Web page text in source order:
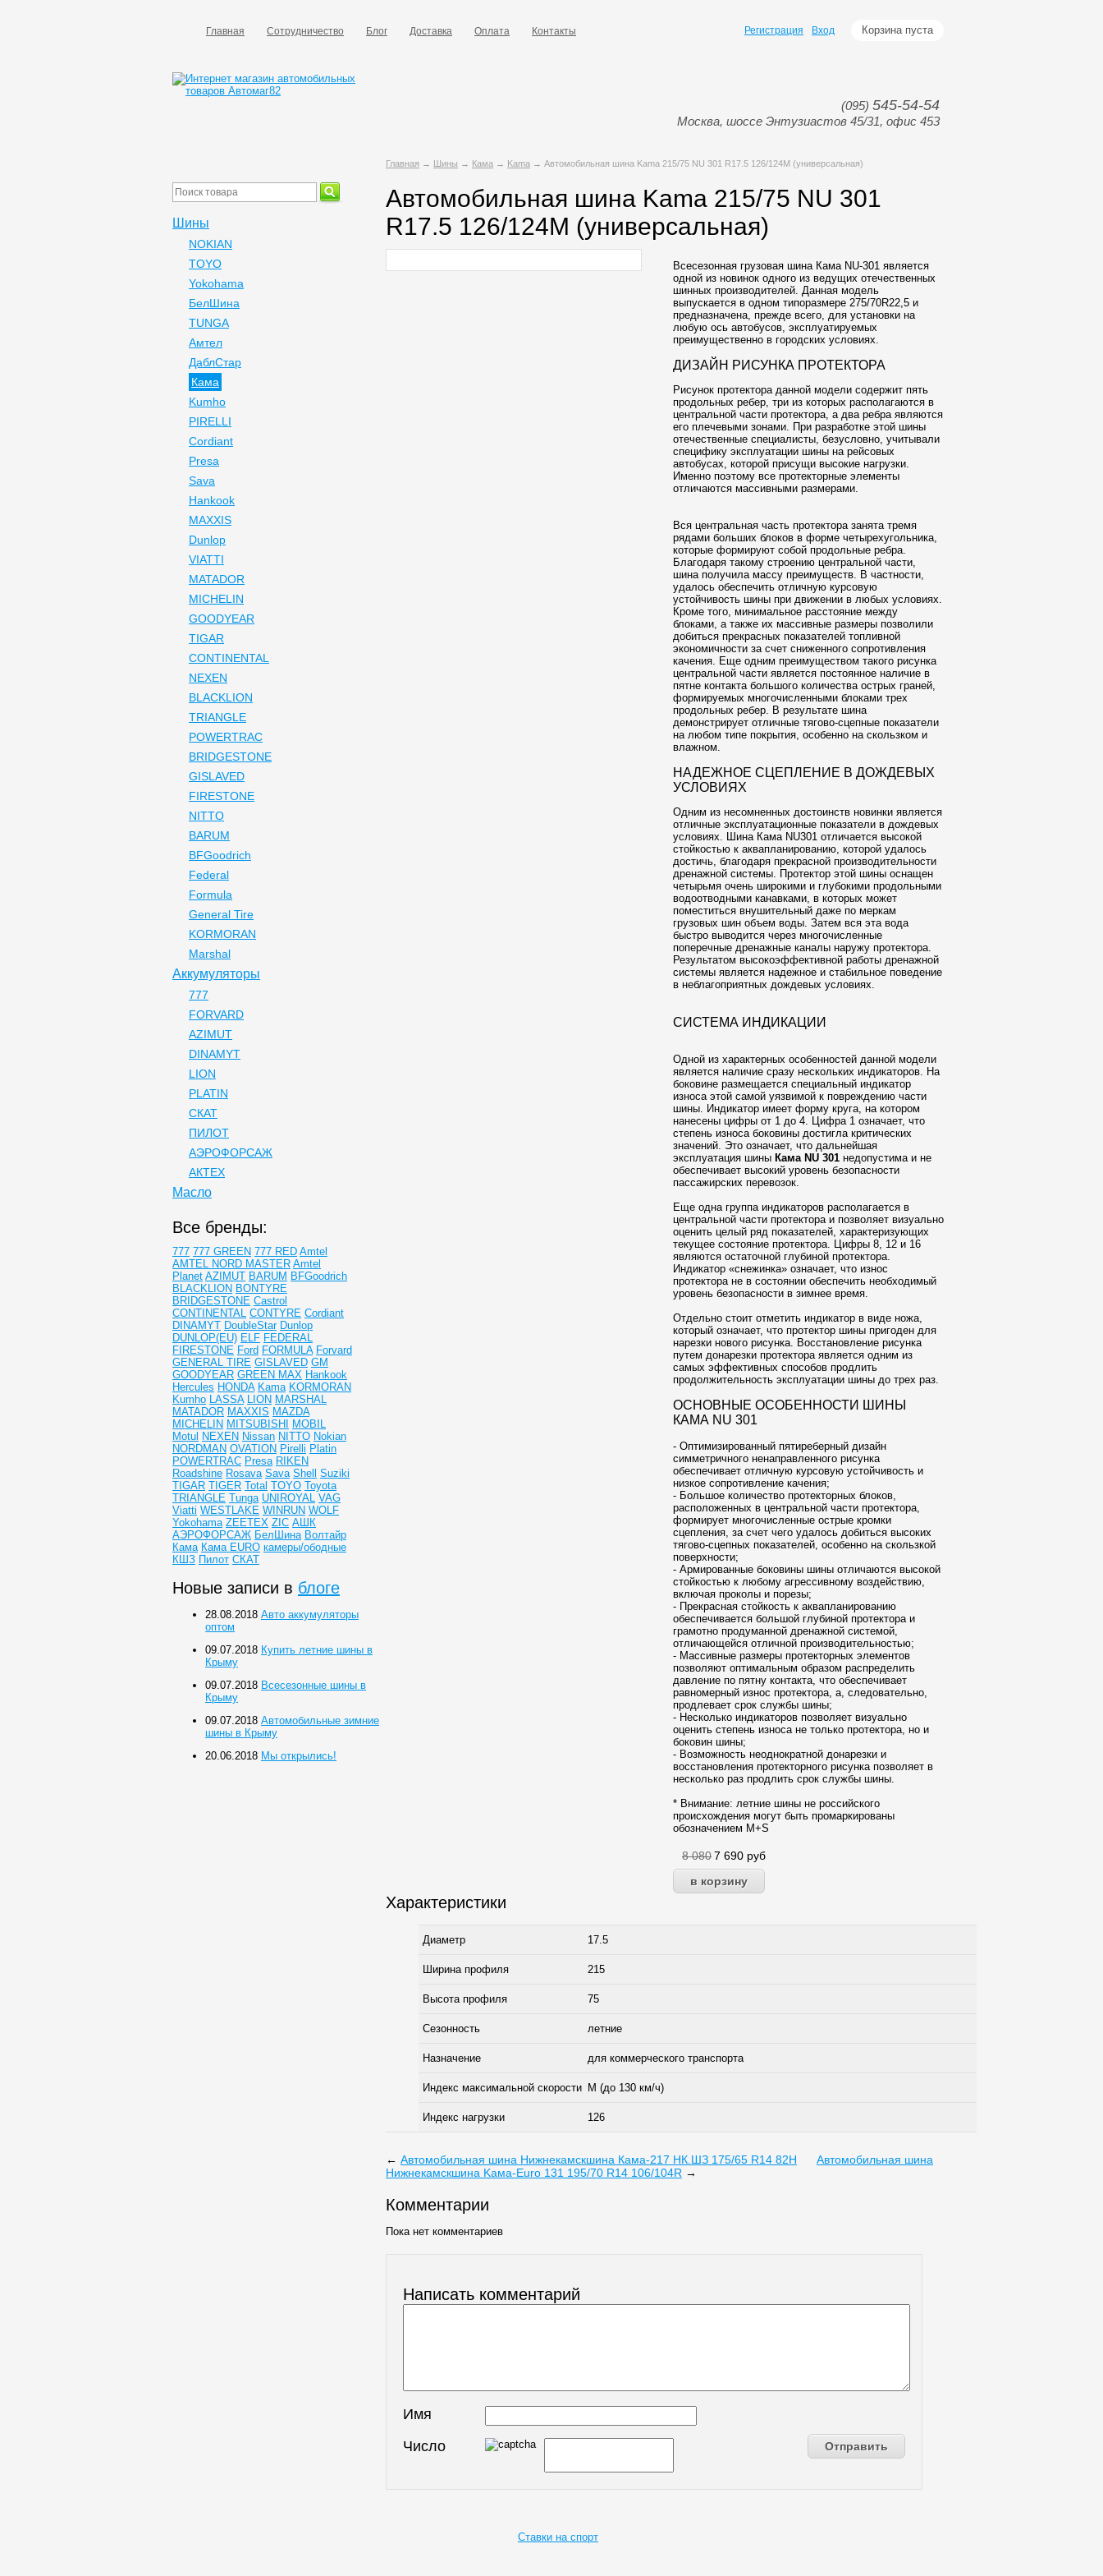
Главная Сотрудничество Блог Доставка Оплата Контакты Корзина пуста
Регистрация Вход
(095) 545-54-54
Москва, шоссе Энтузиастов 45/31, офис 453
Главная → Шины → Кама → Kama → Автомобильная шина Kama 215/75 NU 301 R17.5 126/124M (универсальная)
Автомобильная шина Kama 215/75 NU 301
R17.5 126/124M (универсальная)
Всесезонная грузовая шина Кама NU-301 является
одной из новинок одного из ведущих отечественных
шинных производителей. Данная модель
выпускается в одном типоразмере 275/70R22,5 и
предназначена, прежде всего, для установки на
любую ось автобусов, эксплуатируемых
преимущественно в городских условиях.
ДИЗАЙН РИСУНКА ПРОТЕКТОРА
Рисунок протектора данной модели содержит пять
продольных ребер, три из которых располагаются в
центральной части протектора, а два ребра являются
его плечевыми зонами. При разработке этой шины
отечественные специалисты, безусловно, учитывали
специфику эксплуатации шины на рейсовых
автобусах, которой присущи высокие нагрузки.
Именно поэтому все протекторные элементы
отличаются массивными размерами.
Вся центральная часть протектора занята тремя
рядами больших блоков в форме четырехугольника,
которые формируют собой продольные ребра.
Благодаря такому строению центральной части,
шина получила массу преимуществ. В частности,
удалось обеспечить отличную курсовую
устойчивость шины при движении в любых условиях.
Кроме того, минимальное расстояние между
блоками, а также их массивные размеры позволили
добиться прекрасных показателей топливной
экономичности за счет сниженного сопротивления
качения. Еще одним преимуществом такого рисунка
центральной части является постоянное наличие в
пятне контакта большого количества острых граней,
формируемых многочисленными блоками трех
продольных ребер. В результате шина
демонстрирует отличные тягово-сцепные показатели
на любом типе покрытия, особенно на скользком и
влажном.
НАДЕЖНОЕ СЦЕПЛЕНИЕ В ДОЖДЕВЫХ
УСЛОВИЯХ
Одним из несомненных достоинств новинки является
отличные эксплуатационные показатели в дождевых
условиях. Шина Кама NU301 отличается высокой
стойкостью к аквапланированию, которой удалось
достичь, благодаря прекрасной производительности
дренажной системы. Протектор этой шины оснащен
четырьмя очень широкими и глубокими продольными
водоотводными канавками, в которых может
поместиться внушительный даже по меркам
грузовых шин объем воды. Затем вся эта вода
быстро выводится через многочисленные
поперечные дренажные каналы наружу протектора.
Результатом высокоэффективной работы дренажной
системы является надежное и стабильное поведение
в неблагоприятных дождевых условиях.
СИСТЕМА ИНДИКАЦИИ
Одной из характерных особенностей данной модели
является наличие сразу нескольких индикаторов. На
боковине размещается специальный индикатор
износа этой самой уязвимой к повреждению части
шины. Индикатор имеет форму круга, на котором
нанесены цифры от 1 до 4. Цифра 1 означает, что
степень износа боковины достигла критических
значений. Это означает, что дальнейшая
эксплуатация шины Кама NU 301 недопустима и не
обеспечивает высокий уровень безопасности
пассажирских перевозок.
Еще одна группа индикаторов располагается в
центральной части протектора и позволяет визуально
оценить целый ряд показателей, характеризующих
текущее состояние протектора. Цифры 8, 12 и 16
являются остаточной глубиной протектора.
Индикатор «снежинка» означает, что износ
протектора не в состоянии обеспечить необходимый
уровень безопасности в зимнее время.
Отдельно стоит отметить индикатор в виде ножа,
который означает, что протектор шины пригоден для
нарезки нового рисунка. Восстановление рисунка
путем донарезки протектора является одним из
самых эффективных способов продлить
продолжительность эксплуатации шины до трех раз.
ОСНОВНЫЕ ОСОБЕННОСТИ ШИНЫ
КАМА NU 301
- Оптимизированный пятиреберный дизайн
симметричного ненаправленного рисунка
обеспечивает отличную курсовую устойчивость и
низкое сопротивление качения;
- Большое количество протекторных блоков,
расположенных в центральной части протектора,
формирует многочисленные острые кромки
сцепления, за счет чего удалось добиться высоких
тягово-сцепных показателей, особенно на скользкой
поверхности;
- Армированные боковины шины отличаются высокой
стойкостью к любому агрессивному воздействию,
включая проколы и порезы;
- Прекрасная стойкость к аквапланированию
обеспечивается большой глубиной протектора и
грамотно продуманной дренажной системой,
отличающейся отличной производительностью;
- Массивные размеры протекторных элементов
позволяют оптимальным образом распределить
давление по пятну контакта, что обеспечивает
равномерный износ протектора, а, следовательно,
продлевает срок службы шины;
- Несколько индикаторов позволяет визуально
оценить степень износа не только протектора, но и
боковин шины;
- Возможность неоднократной донарезки и
восстановления протекторного рисунка позволяет в
несколько раз продлить срок службы шины.
* Внимание: летние шины не российского
происхождения могут быть промаркированы
обозначением M+S
8 0807 690 руб
Характеристики
Диаметр 17.5
Ширина профиля 215
Высота профиля 75
Сезонность летние
Назначение для коммерческого транспорта
Индекс максимальной скорости M (до 130 км/ч)
Индекс нагрузки 126
← Автомобильная шина Нижнекамскшина Кама-217 НК.ШЗ 175/65 R14 82H
Автомобильная шина
Нижнекамскшина Kама-Euro 131 195/70 R14 106/104R →
Комментарии
Пока нет комментариев
Написать комментарий
Имя
Число
Шины
NOKIAN
TOYO
Yokohama
БелШина
TUNGA
Амтел
ДаблСтар
Кама
Kumho
PIRELLI
Cordiant
Presa
Sava
Hankook
MAXXIS
Dunlop
VIATTI
MATADOR
MICHELIN
GOODYEAR
TIGAR
CONTINENTAL
NEXEN
BLACKLION
TRIANGLE
POWERTRAC
BRIDGESTONE
GISLAVED
FIRESTONE
NITTO
BARUM
BFGoodrich
Federal
Formula
General Tire
KORMORAN
Marshal
Аккумуляторы
777
FORVARD
AZIMUT
DINAMYT
LION
PLATIN
СКАТ
ПИЛОТ
АЭРОФОРСАЖ
АКТЕХ
Масло
Все бренды:
777 777 GREEN 777 RED Amtel
AMTEL NORD MASTER Amtel
Planet AZIMUT BARUM BFGoodrich
BLACKLION BONTYRE
BRIDGESTONE Castrol
CONTINENTAL CONTYRE Cordiant
DINAMYT DoubleStar Dunlop
DUNLOP(EU) ELF FEDERAL
FIRESTONE Ford FORMULA Forvard
GENERAL TIRE GISLAVED GM
GOODYEAR GREEN MAX Hankook
Hercules HONDA Kama KORMORAN
Kumho LASSA LION MARSHAL
MATADOR MAXXIS MAZDA
MICHELIN MITSUBISHI MOBIL
Motul NEXEN Nissan NITTO Nokian
NORDMAN OVATION Pirelli Platin
POWERTRAC Presa RIKEN
Roadshine Rosava Sava Shell Suziki
TIGAR TIGER Total TOYO Toyota
TRIANGLE Tunga UNIROYAL VAG
Viatti WESTLAKE WINRUN WOLF
Yokohama ZEETEX ZIC АШК
АЭРОФОРСАЖ БелШина Волтайр
Кама Кама EURO камеры/ободные
КШЗ Пилот СКАТ
Новые записи в блоге
28.08.2018 Авто аккумуляторы
оптом
09.07.2018 Купить летние шины в
Крыму
09.07.2018 Всесезонные шины в
Крыму
09.07.2018 Автомобильные зимние
шины в Крыму
20.06.2018 Мы открылись!
Ставки на спорт